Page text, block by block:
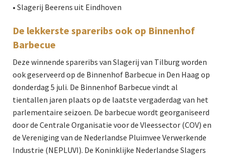
• Slagerij Beerens uit Eindhoven
De lekkerste spareribs ook op Binnenhof
Barbecue
Deze winnende spareribs van Slagerij van Tilburg worden
ook geserveerd op de Binnenhof Barbecue in Den Haag op
donderdag 5 juli. De Binnenhof Barbecue vindt al
tientallen jaren plaats op de laatste vergaderdag van het
parlementaire seizoen. De barbecue wordt georganiseerd
door de Centrale Organisatie voor de Vleessector (COV) en
de Vereniging van de Nederlandse Pluimvee Verwerkende
Industrie (NEPLUVI). De Koninklijke Nederlandse Slagers